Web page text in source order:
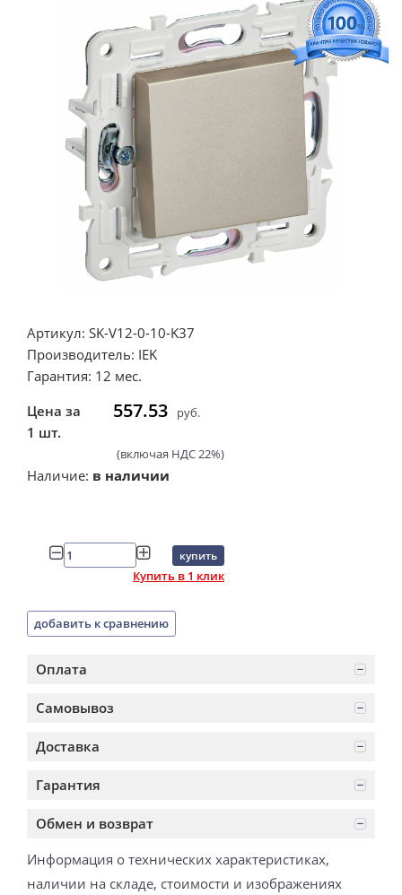
Артикул: SK-V12-0-10-K37
Производитель: IEK
Гарантия: 12 мес.
Цена за
1 шт.
557.53 руб.
(включая НДС 22%)
Наличие: в наличии
купить
Купить в 1 клик
добавить к сравнению
Оплата
Самовывоз
Доставка
Гарантия
Обмен и возврат
Информация о технических характеристиках,
наличии на складе, стоимости и изображениях